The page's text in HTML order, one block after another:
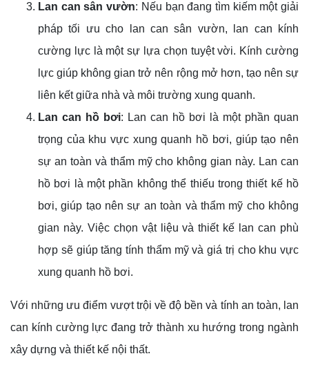
Lan can sân vườn: Nếu bạn đang tìm kiếm một giải
pháp tối ưu cho lan can sân vườn, lan can kính
cường lực là một sự lựa chọn tuyệt vời. Kính cường
lực giúp không gian trở nên rộng mở hơn, tạo nên sự
liên kết giữa nhà và môi trường xung quanh.
Lan can hồ bơi: Lan can hồ bơi là một phần quan
trọng của khu vực xung quanh hồ bơi, giúp tạo nên
sự an toàn và thẩm mỹ cho không gian này. Lan can
hồ bơi là một phần không thể thiếu trong thiết kế hồ
bơi, giúp tạo nên sự an toàn và thẩm mỹ cho không
gian này. Việc chọn vật liệu và thiết kế lan can phù
hợp sẽ giúp tăng tính thẩm mỹ và giá trị cho khu vực
xung quanh hồ bơi.
Với những ưu điểm vượt trội về độ bền và tính an toàn, lan
can kính cường lực đang trở thành xu hướng trong ngành
xây dựng và thiết kế nội thất.